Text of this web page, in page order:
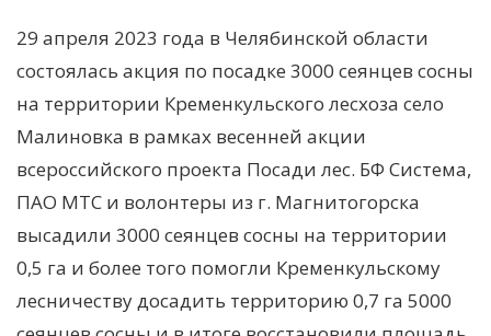
29 апреля 2023 года в Челябинской области
состоялась акция по посадке 3000 сеянцев сосны
на территории Кременкульского лесхоза село
Малиновка в рамках весенней акции
всероссийского проекта Посади лес. БФ Система,
ПАО МТС и волонтеры из г. Магнитогорска
высадили 3000 сеянцев сосны на территории
0,5 га и более того помогли Кременкульскому
лесничеству досадить территорию 0,7 га 5000